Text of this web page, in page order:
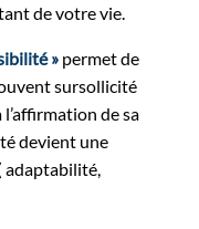
de votre vie.
» permet de
sursollicité
de sa
devient une
adaptabilité,